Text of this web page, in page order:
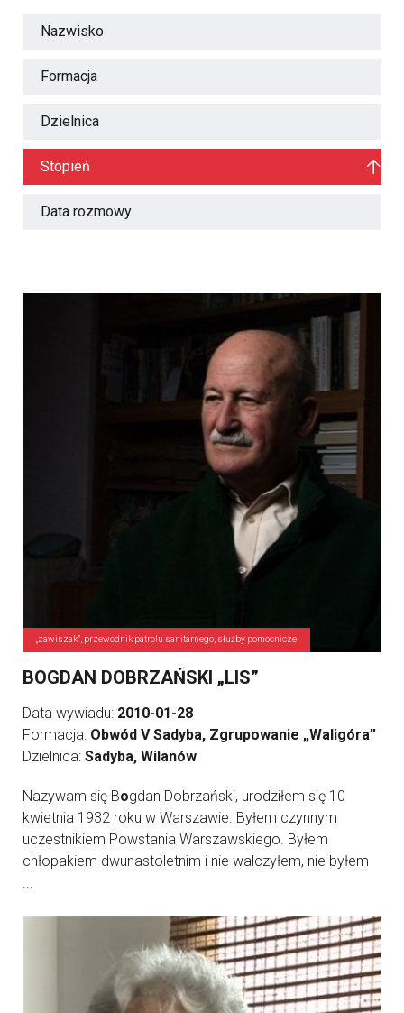
Nazwisko
Formacja
Dzielnica
Stopień
Data rozmowy
„zawiszak”, przewodnik patrolu sanitarnego, służby pomocnicze
BOGDAN DOBRZAŃSKI „LIS”
Data wywiadu: 2010-01-28
Formacja: Obwód V Sadyba, Zgrupowanie „Waligóra”
Dzielnica: Sadyba, Wilanów
Nazywam się Bogdan Dobrzański, urodziłem się 10
kwietnia 1932 roku w Warszawie. Byłem czynnym
uczestnikiem Powstania Warszawskiego. Byłem
chłopakiem dwunastoletnim i nie walczyłem, nie byłem
...